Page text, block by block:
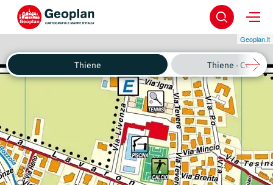
Geoplan.it
Thiene Thiene - Centro